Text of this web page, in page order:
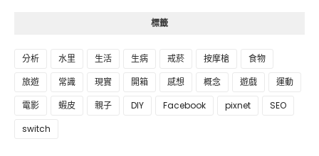
標籤
分析 水里 生活 生病 戒菸 按摩槍
食物
旅遊
常識 現實 開箱 感想 概念 遊戲
運動
電影
蝦皮 親子 DIY Facebook pixnet
SEO
switch